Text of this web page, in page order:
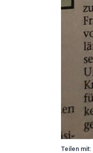
Teilen mit: